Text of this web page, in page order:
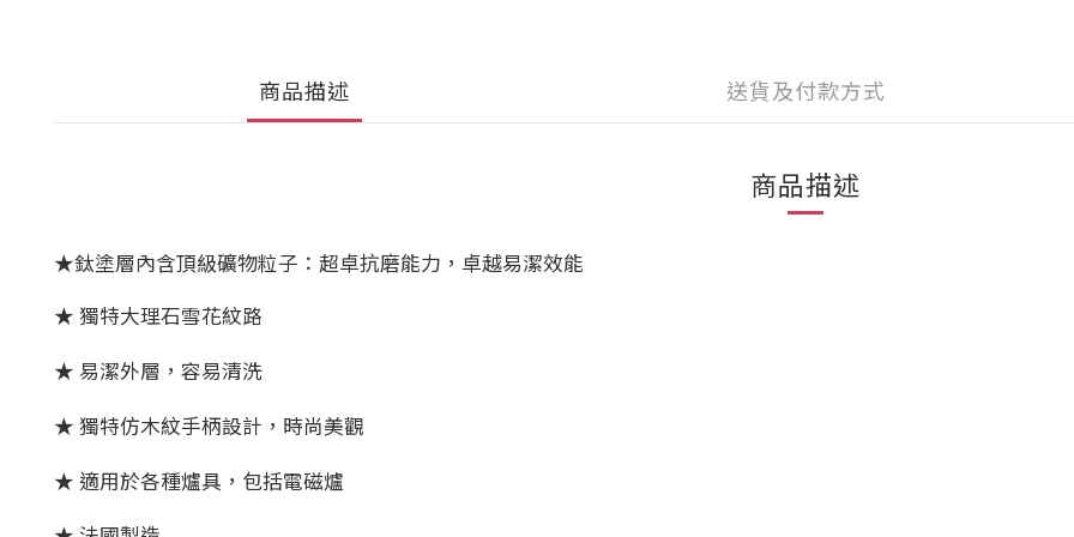
商品描述 送貨及付款方式
商品描述
★鈦塗層內含頂級礦物粒子：超卓抗磨能力，卓越易潔效能
★ 獨特大理石雪花紋路
★ 易潔外層，容易清洗
★ 獨特仿木紋手柄設計，時尚美觀
★ 適用於各種爐具，包括電磁爐